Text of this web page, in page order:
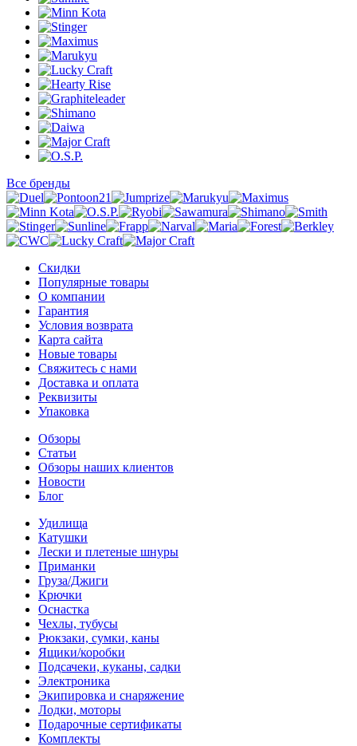
Все бренды
Скидки
Популярные товары
О компании
Гарантия
Условия возврата
Карта сайта
Новые товары
Свяжитесь с нами
Доставка и оплата
Реквизиты
Упаковка
Обзоры
Статьи
Обзоры наших клиентов
Новости
Блог
Удилища
Катушки
Лески и плетеные шнуры
Приманки
Груза/Джиги
Крючки
Оснастка
Чехлы, тубусы
Рюкзаки, сумки, каны
Ящики/коробки
Подсачеки, куканы, садки
Электроника
Экипировка и снаряжение
Лодки, моторы
Подарочные сертификаты
Комплекты